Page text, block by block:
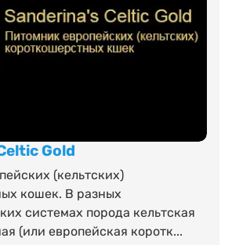
Gold
(кельтских)
кошек. В разных
системах порода кельтская
(или европейская коротк...